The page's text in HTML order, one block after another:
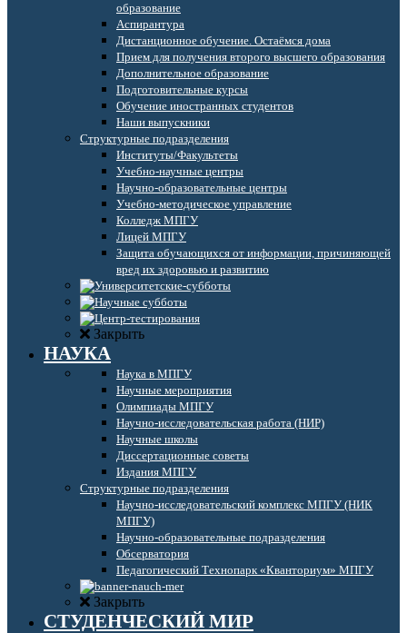
образование
Аспирантура
Дистанционное обучение. Остаёмся дома
Прием для получения второго высшего образования
Дополнительное образование
Подготовительные курсы
Обучение иностранных студентов
Наши выпускники
Структурные подразделения
Институты/Факультеты
Учебно-научные центры
Научно-образовательные центры
Учебно-методическое управление
Колледж МПГУ
Лицей МПГУ
Защита обучающихся от информации, причиняющей
вред их здоровью и развитию
Закрыть
НАУКА
Наука в МПГУ
Научные мероприятия
Олимпиады МПГУ
Научно-исследовательская работа (НИР)
Научные школы
Диссертационные советы
Издания МПГУ
Структурные подразделения
Научно-исследовательский комплекс МПГУ (НИК
МПГУ)
Научно-образовательные подразделения
Обсерватория
Педагогический Технопарк «Кванториум» МПГУ
Закрыть
СТУДЕНЧЕСКИЙ МИР